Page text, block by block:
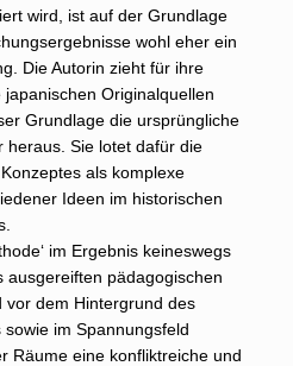
wird, ist auf der Grundlage
wohl eher ein
Die Autorin zieht für ihre
Originalquellen
Grundlage die ursprüngliche
heraus. Sie lotet dafür die
als komplexe
Ideen im historischen
im Ergebnis keineswegs
ausgereiften pädagogischen
vor dem Hintergrund des
im Spannungsfeld
Räume eine konfliktreiche und